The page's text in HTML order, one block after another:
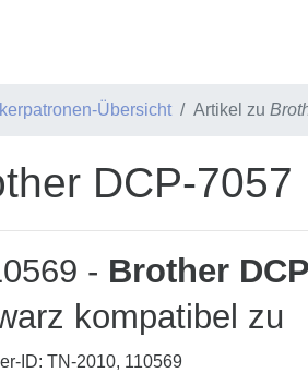
Übersicht Artikel zu
DCP-
- Brother
kompatibel zu
ID: TN-2010, 110569